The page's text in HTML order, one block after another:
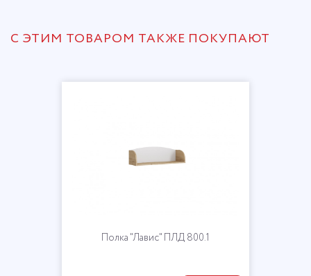
С ЭТИМ ТОВАРОМ ТАКЖЕ ПОКУПАЮТ
Полка "Лавис" ПЛД 800.1